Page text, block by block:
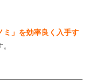
ミ」を効率良く入手す